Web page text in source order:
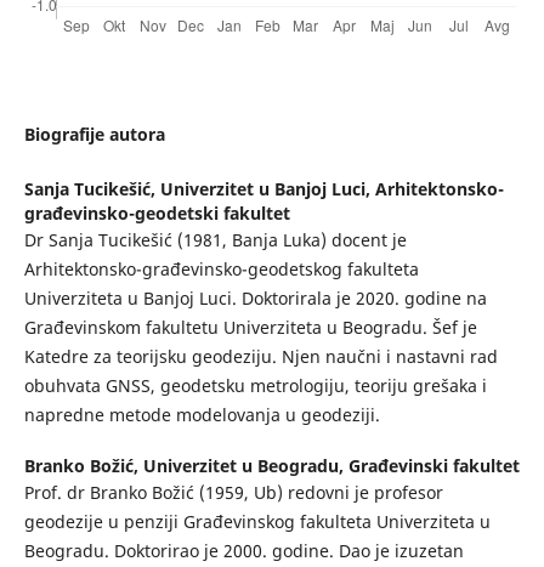
Biografije autora
Sanja Tucikešić, Univerzitet u Banjoj Luci, Arhitektonsko-
građevinsko-geodetski fakultet
Dr Sanja Tucikešić (1981, Banja Luka) docent je
Arhitektonsko-građevinsko-geodetskog fakulteta
Univerziteta u Banjoj Luci. Doktorirala je 2020. godine na
Građevinskom fakultetu Univerziteta u Beogradu. Šef je
Katedre za teorijsku geodeziju. Njen naučni i nastavni rad
obuhvata GNSS, geodetsku metrologiju, teoriju grešaka i
napredne metode modelovanja u geodeziji.
Branko Božić, Univerzitet u Beogradu, Građevinski fakultet
Prof. dr Branko Božić (1959, Ub) redovni je profesor
geodezije u penziji Građevinskog fakulteta Univerziteta u
Beogradu. Doktorirao je 2000. godine. Dao je izuzetan